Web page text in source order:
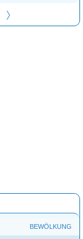
BEWÖLKUNG